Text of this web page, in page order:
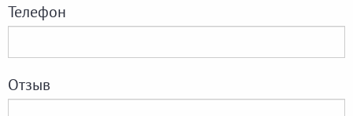
Телефон
Отзыв